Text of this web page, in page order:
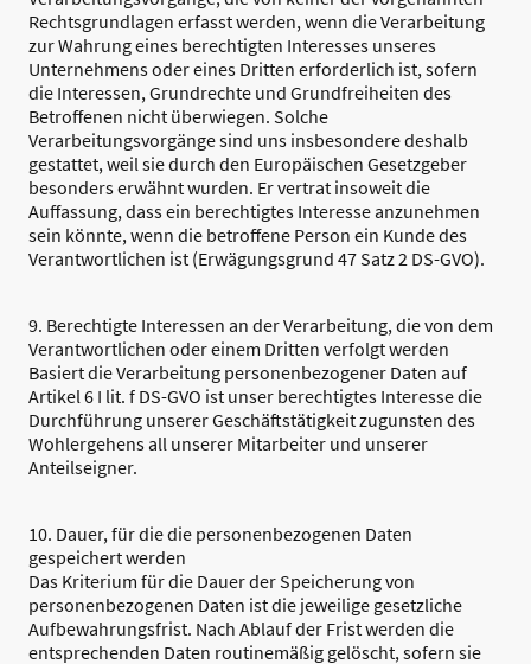
Rechtsgrundlagen erfasst werden, wenn die Verarbeitung
zur Wahrung eines berechtigten Interesses unseres
Unternehmens oder eines Dritten erforderlich ist, sofern
die Interessen, Grundrechte und Grundfreiheiten des
Betroffenen nicht überwiegen. Solche
Verarbeitungsvorgänge sind uns insbesondere deshalb
gestattet, weil sie durch den Europäischen Gesetzgeber
besonders erwähnt wurden. Er vertrat insoweit die
Auffassung, dass ein berechtigtes Interesse anzunehmen
sein könnte, wenn die betroffene Person ein Kunde des
Verantwortlichen ist (Erwägungsgrund 47 Satz 2 DS-GVO).
9. Berechtigte Interessen an der Verarbeitung, die von dem
Verantwortlichen oder einem Dritten verfolgt werden
Basiert die Verarbeitung personenbezogener Daten auf
Artikel 6 I lit. f DS-GVO ist unser berechtigtes Interesse die
Durchführung unserer Geschäftstätigkeit zugunsten des
Wohlergehens all unserer Mitarbeiter und unserer
Anteilseigner.
10. Dauer, für die die personenbezogenen Daten
gespeichert werden
Das Kriterium für die Dauer der Speicherung von
personenbezogenen Daten ist die jeweilige gesetzliche
Aufbewahrungsfrist. Nach Ablauf der Frist werden die
entsprechenden Daten routinemäßig gelöscht, sofern sie